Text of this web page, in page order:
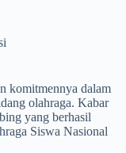
komitmennya dalam
olahraga. Kabar
yang berhasil
Siswa Nasional